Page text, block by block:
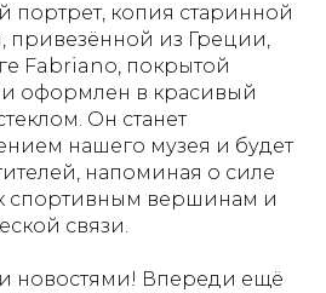
портрет, копия старинной
привезённой из Греции,
Fabriano, покрытой
и оформлен в красивый
Он станет
нашего музея и будет
напоминая о силе
спортивным вершинам и
связи.
новостями! Впереди ещё